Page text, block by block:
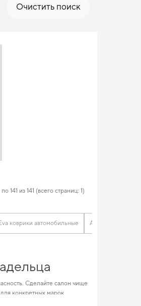
Очистить поиск
141 из 141 (всего страниц: 1)
коврики автомобильные Alfa romeo
Сделайте салон чище
конкретных марок